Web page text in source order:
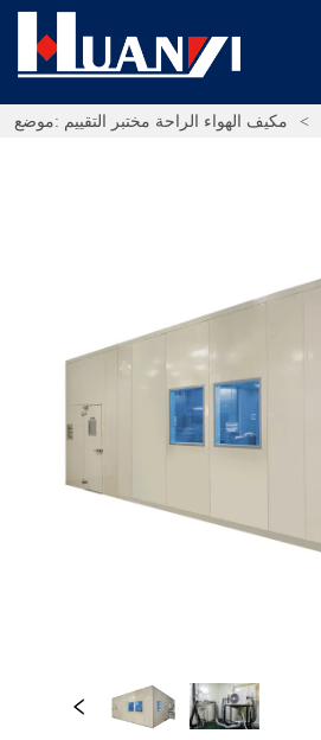
موضع: > مكيف الهواء الراحة مختبر التقييم